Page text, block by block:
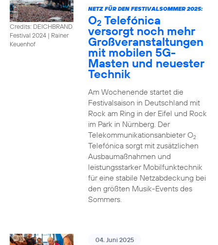
Credits: DEICHBRAND
Festival 2024 | Rainer
Keuenhof
NETZ FÜR DEN FESTIVALSOMMER 2025:
O2 Telefónica
versorgt noch mehr
Großveranstaltungen
mit mobilen 5G-
Masten und neuester
Technik
Am Wochenende startet die
Festivalsaison in Deutschland mit
Rock am Ring in der Eifel und Rock
im Park in Nürnberg. Der
Telekommunikationsanbieter O2
Telefónica sorgt mit zusätzlichen
Ausbaumaßnahmen und
leistungsstarker Mobilfunktechnik
für eine stabile Netzabdeckung bei
den größten Musik-Events des
Sommers.
04. Juni 2025